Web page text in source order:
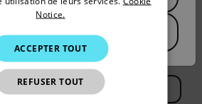
Documents
EN) KOREAN
JAPANESE
CHINESE
Notice.
ACCEPTER TOUT
REFUSER TOUT